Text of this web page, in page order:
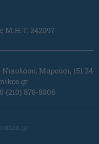
Μ.Η.Τ. 242097
Μαρούσι, 151 24
(210) 878-8006